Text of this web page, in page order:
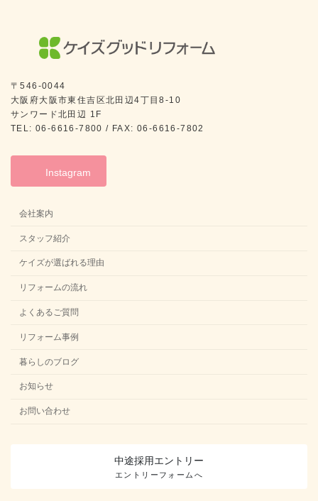
〒546-0044
大阪府大阪市東住吉区北田辺4丁目8-10
サンワード北田辺 1F
TEL: 06-6616-7800 / FAX: 06-6616-7802
Instagram
会社案内
スタッフ紹介
ケイズが選ばれる理由
リフォームの流れ
よくあるご質問
リフォーム事例
暮らしのブログ
お知らせ
お問い合わせ
中途採用エントリー
エントリーフォームへ